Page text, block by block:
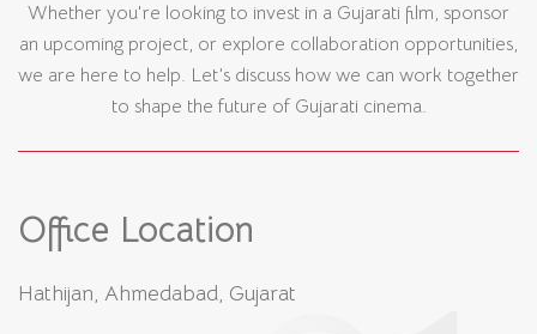
Whether you're looking to invest in a Gujarati film, sponsor
an upcoming project, or explore collaboration opportunities,
we are here to help. Let’s discuss how we can work together
to shape the future of Gujarati cinema.
Office Location
Hathijan, Ahmedabad, Gujarat